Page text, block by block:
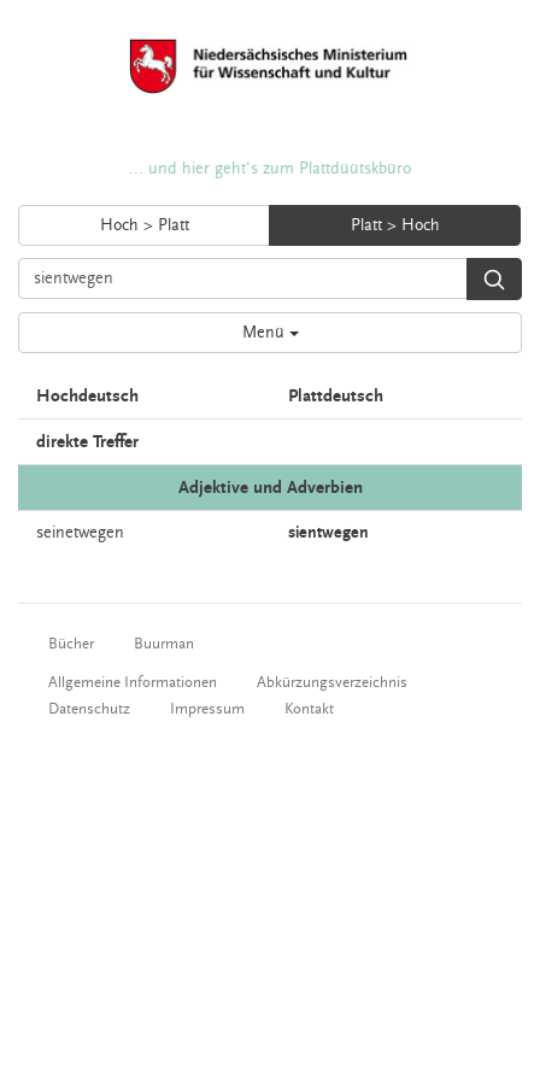
... und hier geht's zum Plattdüütskbüro
Hoch > Platt Platt > Hoch
Menü
Hochdeutsch Plattdeutsch
direkte Treffer
Adjektive und Adverbien
seinetwegen sientwegen
Bücher Buurman
Allgemeine Informationen
Abkürzungsverzeichnis
Datenschutz
Impressum Kontakt